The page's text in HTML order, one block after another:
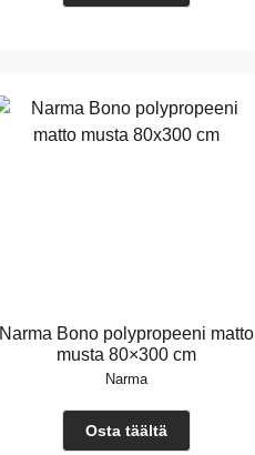
Narma Bono polypropeeni matto
musta 80×300 cm
Narma
Osta täältä